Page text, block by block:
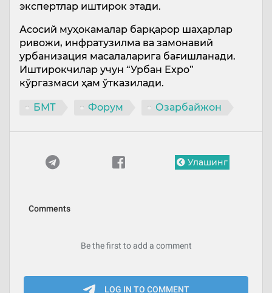
экспертлар иштирок этади.
Асосий муҳокамалар барқарор шаҳарлар
ривожи, инфратузилма ва замонавий
урбанизация масалаларига бағишланади.
Иштирокчилар учун “Урбан Expo”
кўргазмаси ҳам ўтказилади.
БМТ Форум Озарбайжон
Улашинг